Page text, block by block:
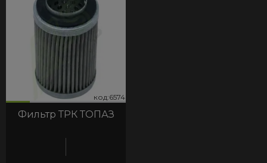
код:6574
Фильтр ТРК ТОПАЗ